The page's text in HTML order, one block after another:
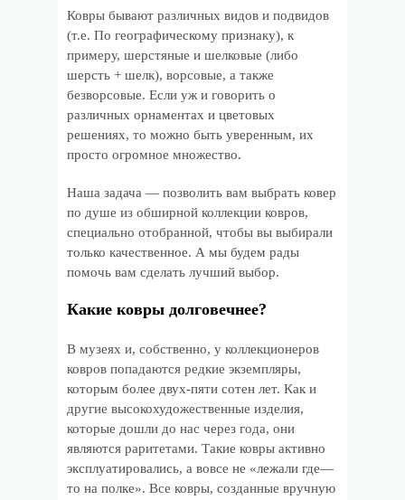
Ковры бывают различных видов и подвидов
(т.е. По географическому признаку), к
примеру, шерстяные и шелковые (либо
шерсть + шелк), ворсовые, а также
безворсовые. Если уж и говорить о
различных орнаментах и цветовых
решениях, то можно быть уверенным, их
просто огромное множество.
Наша задача — позволить вам выбрать ковер
по душе из обширной коллекции ковров,
специально отобранной, чтобы вы выбирали
только качественное. А мы будем рады
помочь вам сделать лучший выбор.
Какие ковры долговечнее?
В музеях и, собственно, у коллекционеров
ковров попадаются редкие экземпляры,
которым более двух-пяти сотен лет. Как и
другие высокохудожественные изделия,
которые дошли до нас через года, они
являются раритетами. Такие ковры активно
эксплуатировались, а вовсе не «лежали где—
то на полке». Все ковры, созданные вручную